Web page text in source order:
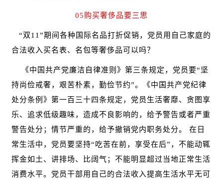
05购买奢侈品要三思
“双11”期间各种国际名品打折促销，党员用自己家庭的
合法收入买名表、名包等奢侈品可以吗？
《中国共产党廉洁自律准则》第三条规定，党员要“坚
持尚俭戒奢，艰苦朴素，勤俭节约”。《中国共产党纪律
处分条例》第一百三十四条规定，党员生活奢靡、贪图享
乐、追求低级趣味，造成不良影响的，给予警告或者严重
警告处分；情节严重的，给予撤销党内职务处分。 在日
常生活中，党员要坚持“吃苦在前，享受在后”，不能动辄
挥金如土、讲排场、比阔气；不能明显超过当地正常生活
消费水平。党员干部用自己的合法收入提高生活水平无可